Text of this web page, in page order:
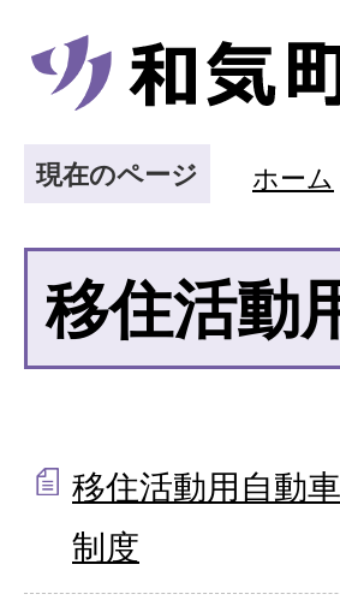
現在のページ ホーム
移住活動
移住活動用自動
制度